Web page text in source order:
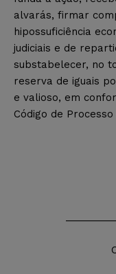
alvarás, firmar
hipossuficiência
judiciais e de
substabelecer, no
reserva de iguais
e valioso, em
Código de Processo
Cidade/UF,